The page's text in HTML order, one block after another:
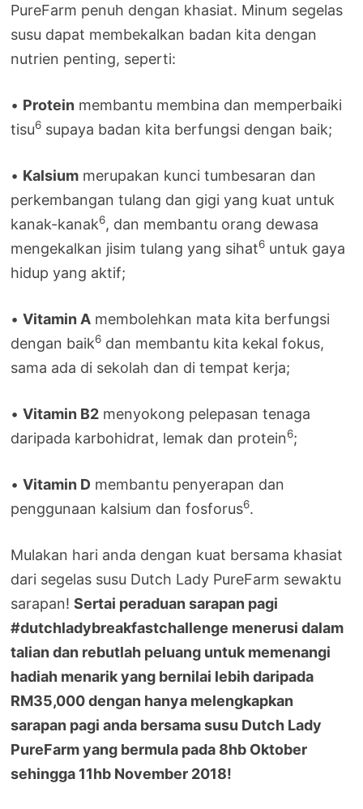
PureFarm penuh dengan khasiat. Minum segelas
susu dapat membekalkan badan kita dengan
nutrien penting, seperti:
• Protein membantu membina dan memperbaiki
tisu6 supaya badan kita berfungsi dengan baik;
• Kalsium merupakan kunci tumbesaran dan
perkembangan tulang dan gigi yang kuat untuk
kanak-kanak6, dan membantu orang dewasa
mengekalkan jisim tulang yang sihat6 untuk gaya
hidup yang aktif;
•Vitamin A membolehkan mata kita berfungsi
dengan baik6 dan membantu kita kekal fokus,
sama ada di sekolah dan di tempat kerja;
•Vitamin B2 menyokong pelepasan tenaga
daripada karbohidrat, lemak dan protein6;
•Vitamin D membantu penyerapan dan
penggunaan kalsium dan fosforus6.
Mulakan hari anda dengan kuat bersama khasiat
dari segelas susu Dutch Lady PureFarm sewaktu
sarapan!Sertai peraduan sarapan pagi
#dutchladybreakfastchallenge menerusi dalam
talian dan rebutlah peluang untuk memenangi
hadiah menarik yang bernilai lebih daripada
RM35,000 dengan hanya melengkapkan
sarapan pagi anda bersama susu Dutch Lady
PureFarm yang bermula pada 8hb Oktober
sehingga 11hb November 2018!